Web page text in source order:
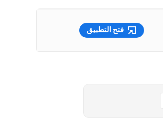
فتح التطبيق